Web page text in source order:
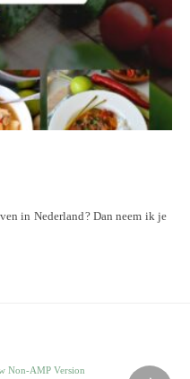
in Nederland? Dan neem ik je
Non-AMP Version